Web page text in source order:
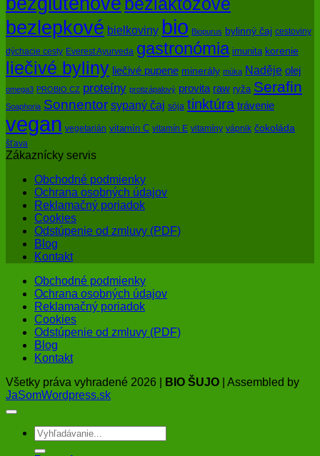
bezlepkové bielkoviny bio Biopurus bylinný čaj cestoviny
dýchacie cesty Everest Ayurveda gastronómia imunita korenie
liečivé byliny liečivé pupene minerály múka Naděje olej
omega3 PROBIO CZ proteíny protizápalový provita raw ryža Serafin
Soaphoria Sonnentor sypaný čaj sója tinktúra trávenie
vegan vegetarián vitamín C vitamín E vitamíny vápnik čokoláda
šťava
Zákaznícky servis
Obchodné podmienky
Ochrana osobných údajov
Reklamačný poriadok
Cookies
Odstúpenie od zmluvy (PDF)
Blog
Kontakt
Obchodné podmienky
Ochrana osobných údajov
Reklamačný poriadok
Cookies
Odstúpenie od zmluvy (PDF)
Blog
Kontakt
Všetky práva vyhradené 2026 |
BIO ŠUJO | Assembled by
JaSomWordpress.sk
Hľadať: